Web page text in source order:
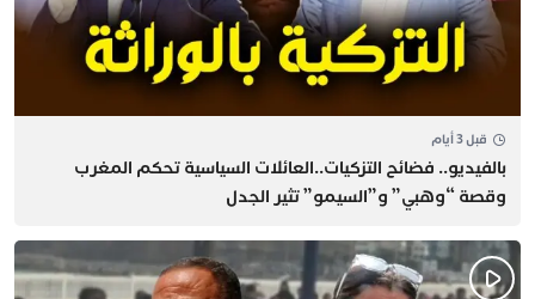
قبل 3 أيام
بالفيديو.. فضائح التزكيات..العائلات السياسية تحكم المغرب
وقصة “وهبي” و”السيمو” تثير الجدل